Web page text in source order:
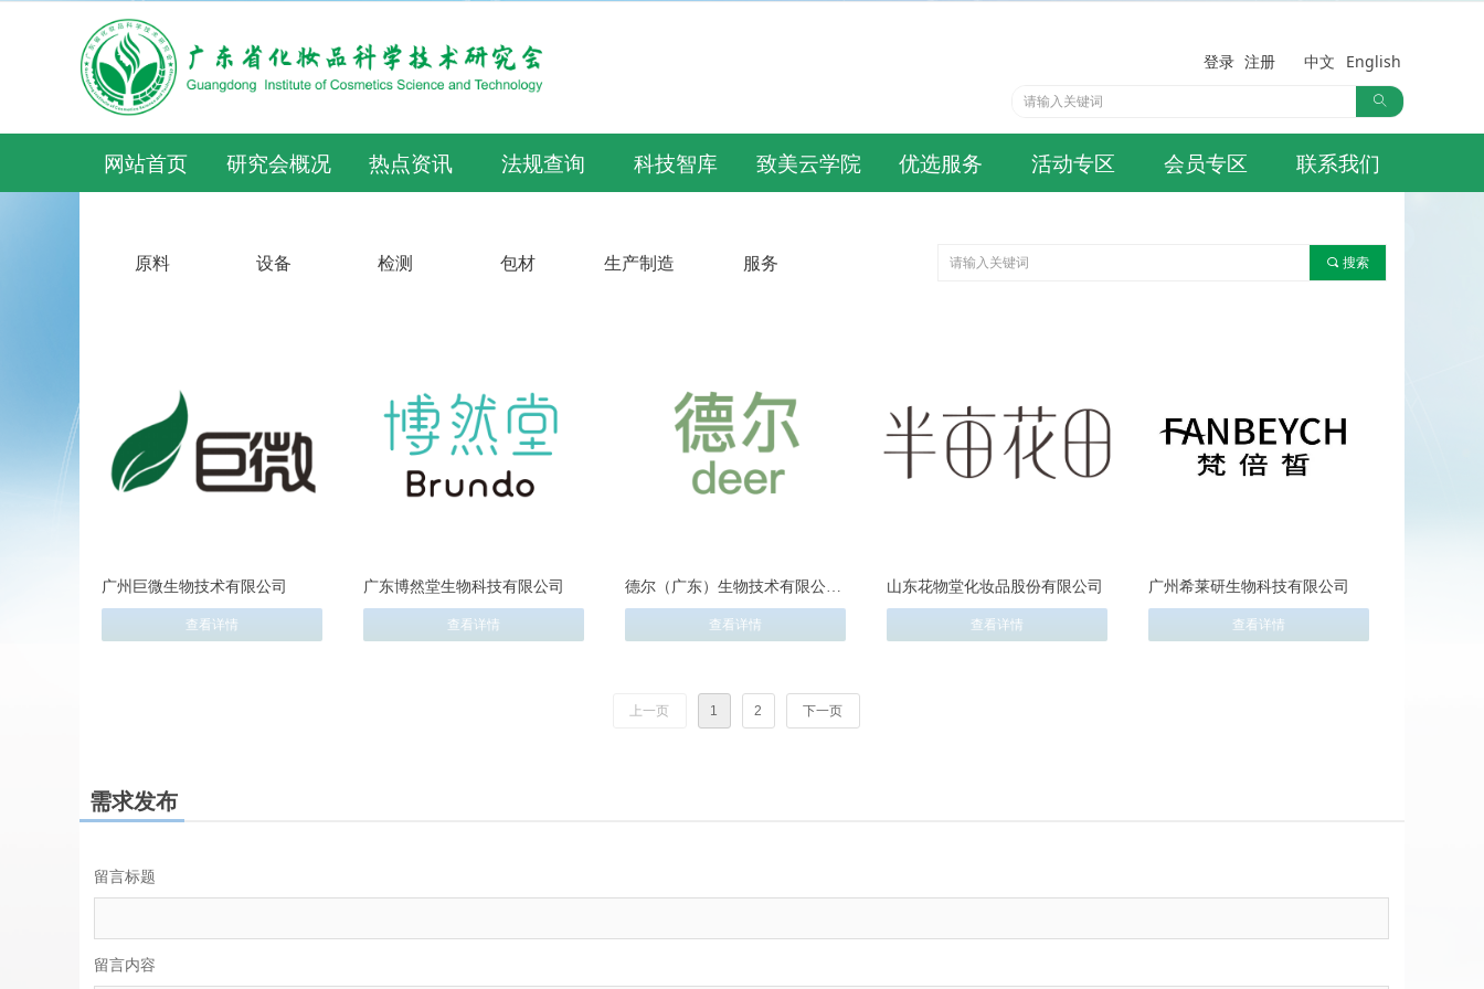
网站首页 研究会概况 热点资讯 法规查询 科技智库 致美云学院 优选服务 活动专区 会员专区 联系我们
登录 注册
ꄠ
中文 English
广州巨微生物技术有限公司
查看详情
广东博然堂生物科技有限公司
查看详情
德尔（广东）生物技术有限公司
（广州君研生物科技有限公司）
查看详情
山东花物堂化妆品股份有限公司
查看详情
广州希莱研生物科技有限公司
查看详情
上一页 1 2 下一页
끠 搜索
原料 设备 检测 包材 生产制造 服务
需求发布
留言标题
留言内容